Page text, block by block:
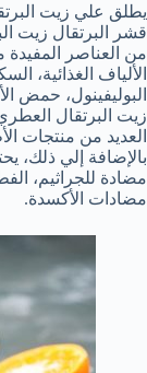
يطلق علي زيت
قشر البرتقال زيت
من العناصر المفيدة
الألياف الغذائية،
البوليفينول، حمض
زيت البرتقال
العديد من منتجات
بالإضافة إلي ذلك،
مضادة للجراثيم،
مضادات الأكسدة.